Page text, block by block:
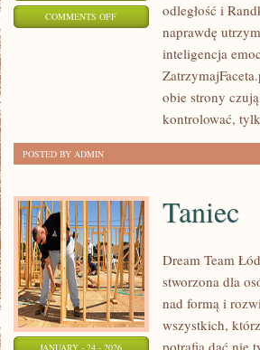
COMMENTS OFFON
PSYCHICZNE
odległość i
naprawdę
inteligencja
obie strony
kontrolować,
POSTED BY ADMIN
JANUARY - 24 - 2026
Taniec
Dream Team
stworzona dla
nad formą i
wszystkich,
potrafią dać nie